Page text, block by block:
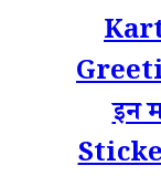
इन